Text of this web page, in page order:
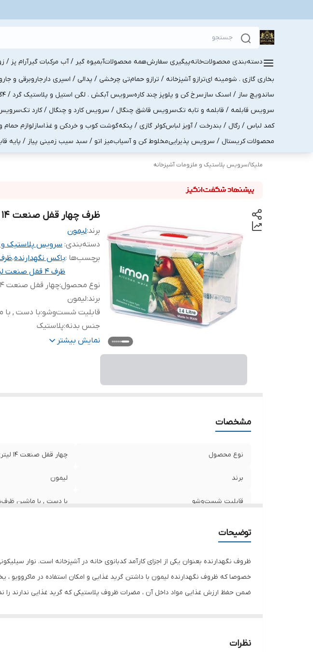
دسته‌بندی محصولاتخانهپیگیری سفارشهمه محصولاتآبمیوه گیر / آب مرکبات گیرآرام پز /
بخاری گازی . شومینه ایترازو آشپزخانه / ترازو حمامتی چرخشی / پدالی / اسپری دارجاروبرقی و
ساندویچ ساز / اسنک سازسرخ کن و پلوپز چند کارهسرویس آبکش . لگن استیل و پلاستیک گرد / 4گوش
سرویس قابلمه / قابلمه و تابه تکسرویس قاشق چنگال / سرویس کارد و چنگال / کارد تکسرویس
کمد لباس / رگال / بندرخت / آویز لباسکولر گازی / پنکهگوشت کوب و خردکن و غذاسازلوازم
محصولات کریستال / سرویس پذیراییمخلوط کن و آسیابمیز اتو / سبد سیب زمینی پیاز / پایه
ملیکا/سرویس پلاستیک و ملزومات آشپزخانه
ظرف چهار قفل صنعت 14 لیتر لیمون
برند:لیمون
دسته‌بندی: سرویس پلاستیک و
برچسب‌ها :باکس نگهدارنده،ظرف
ظرف 4 قفل صنعت لیمون 14 لیتری
نوع محصول:چهار قفل صنعت 14 لیتری
برند:لیمون
قابلیت شست‌وشو:با دست ,
جنس بدنه:پلاستیک
طول:35 سانتی متر
نمایش بیشتر
مشخصات
نوع محصول چهار قفل صنعت 14 لیتری
برند لیمون
قابلیت شست‌وشو با دست , با ماشین
ارتفاع 23 سانتی متر
رنگ
توضیحات
ظروف نگهدارنده بعنوان یکی از اجزای کارآمد کدبانوی خانه در آشپزخانه است. نوار
خصوصا که ظروف نگهدارنده لیمون با داشتن گرید غذایی و امکان استفاده در ماکروویو
ضمن حفظ ارزش غذایی مواد داخل آن ، مضرات ظروف پلاستیکی که گرید غذایی ندارند را
نظرات